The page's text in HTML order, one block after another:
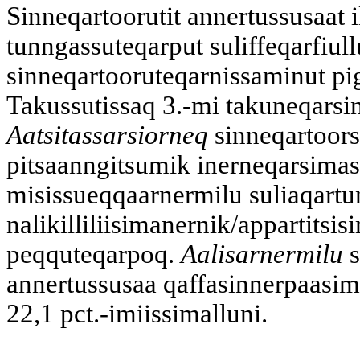
Sinneqartoorutit annertussusaat
tunngassuteqarput
sinneqartooruteqarnissaminut
Takussutissaq 3.-mi
Aatsitassarsiorneq
pitsaanngitsumik
misissueqqaarnermilu
nalikilliliisimanernik/
peqquteqarpoq.Aalisarnermilu
annertussusaa
22,1 pct.-imiissimalluni.